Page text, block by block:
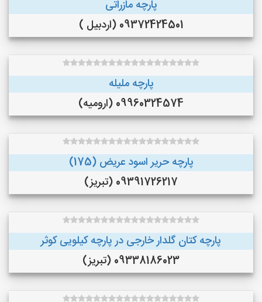
پارچه مازراتی
09372424501 (اردبیل )
پارچه ملیله
09960324574 (ارومیه)
پارچه حریر اسود عریض (175)
09391726217 (تبریز)
پارچه کتان گلدار خارجی در پارچه کیلویی کوثر
09338186023 (تبریز)